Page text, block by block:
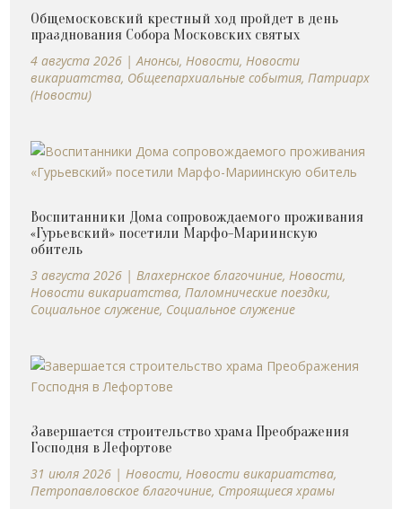
Общемосковский крестный ход пройдет в день
празднования Собора Московских святых
4 августа 2026 |Анонсы,Новости,Новости
викариатства, Общеепархиальные события,Патриарх
(Новости)
Воспитанники Дома сопровождаемого проживания
«Гурьевский» посетили Марфо-Мариинскую
обитель
3 августа 2026 |Влахернское благочиние,Новости,
Новости викариатства,Паломнические поездки,
Социальное служение, Социальное служение
Завершается строительство храма Преображения
Господня в Лефортове
31 июля 2026 |Новости,Новости викариатства,
Петропавловское благочиние, Строящиеся храмы